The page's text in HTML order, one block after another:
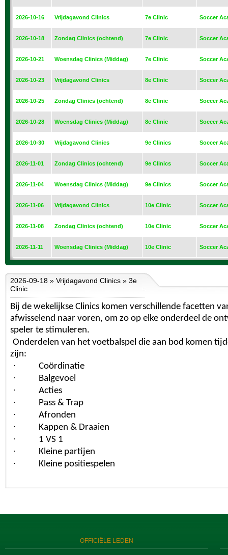
2026-10-16 Vrijdagavond Clinics 7e Clinic Soccer
2026-10-18 Zondag Clinics (ochtend) 7e Clinic Soccer
2026-10-21 Woensdag Clinics (Middag) 7e Clinic Soccer
2026-10-23 Vrijdagavond Clinics 8e Clinic Soccer
2026-10-25 Zondag Clinics (ochtend) 8e Clinic Soccer
2026-10-28 Woensdag Clinics (Middag) 8e Clinic Soccer
2026-10-30 Vrijdagavond Clinics 9e Clinics Soccer
2026-11-01 Zondag Clinics (ochtend) 9e Clinics Soccer
2026-11-04 Woensdag Clinics (Middag) 9e Clinics Soccer
2026-11-06 Vrijdagavond Clinics 10e Clinic Soccer
2026-11-08 Zondag Clinics (ochtend) 10e Clinic Soccer
2026-11-11 Woensdag Clinics (Middag) 10e Clinic Soccer
2026-09-18 » Vrijdagavond Clinics » 3e
Clinic
Bij de wekelijkse Clinics komen verschillende facetten
afwisselend naar voren, om zo op elke onderdeel de
speler te stimuleren.
Onderdelen van het voetbalspel die aan bod komen
zijn:
· Coördinatie
· Balgevoel
· Acties
· Pass & Trap
· Afronden
· Kappen & Draaien
· 1 VS 1
· Kleine partijen
· Kleine positiespelen
OFFICIËLE LEDEN